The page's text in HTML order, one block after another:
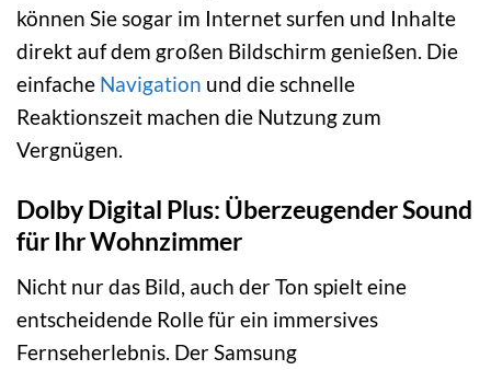
können Sie sogar im Internet surfen und Inhalte
direkt auf dem großen Bildschirm genießen. Die
einfache Navigation und die schnelle
Reaktionszeit machen die Nutzung zum
Vergnügen.
Dolby Digital Plus: Überzeugender Sound
für Ihr Wohnzimmer
Nicht nur das Bild, auch der Ton spielt eine
entscheidende Rolle für ein immersives
Fernseherlebnis. Der Samsung